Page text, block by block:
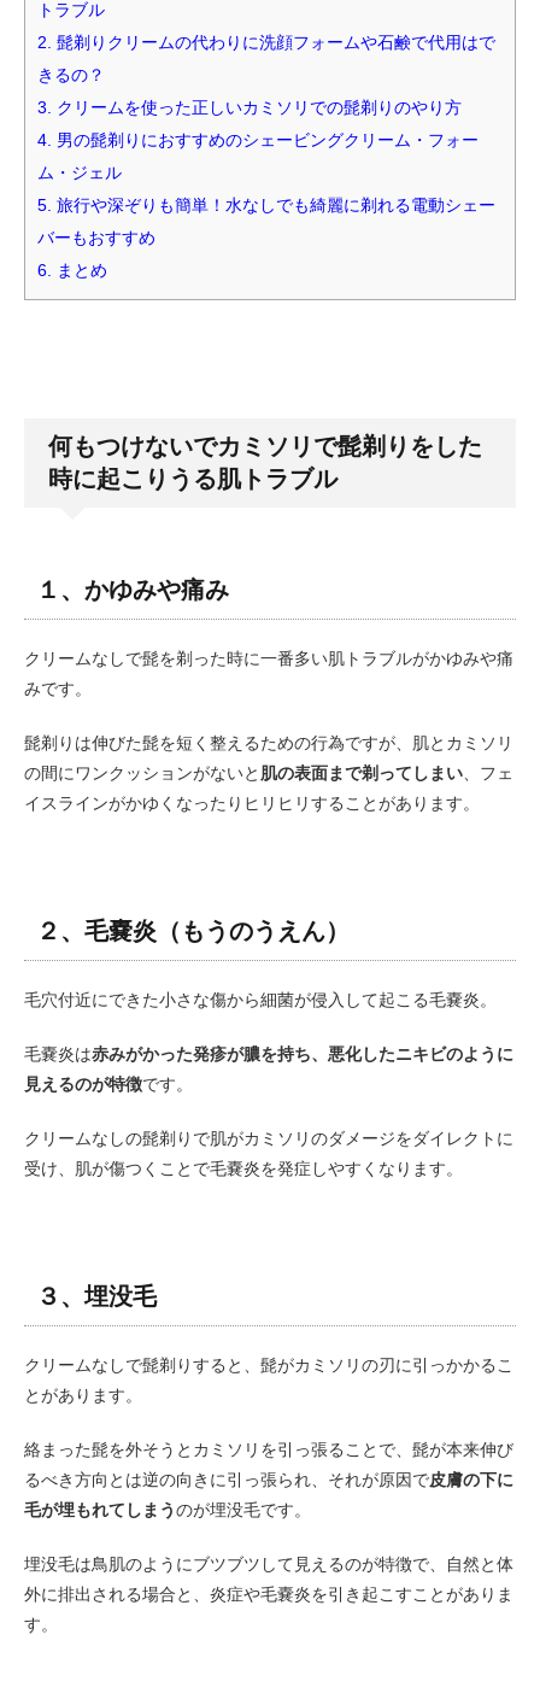
トラブル
2. 髭剃りクリームの代わりに洗顔フォームや石鹸で代用はで
きるの？
3. クリームを使った正しいカミソリでの髭剃りのやり方
4. 男の髭剃りにおすすめのシェービングクリーム・フォー
ム・ジェル
5. 旅行や深ぞりも簡単！水なしでも綺麗に剃れる電動シェー
バーもおすすめ
6. まとめ
何もつけないでカミソリで髭剃りをした
時に起こりうる肌トラブル
１、かゆみや痛み
クリームなしで髭を剃った時に一番多い肌トラブルがかゆみや痛
みです。
髭剃りは伸びた髭を短く整えるための行為ですが、肌とカミソリ
の間にワンクッションがないと 肌の表面まで剃ってしまい、フェ
イスラインがかゆくなったりヒリヒリすることがあります。
２、毛嚢炎（もうのうえん）
毛穴付近にできた小さな傷から細菌が侵入して起こる毛嚢炎。
毛嚢炎は赤みがかった発疹が膿を持ち、悪化したニキビのように
見えるのが特徴です。
クリームなしの髭剃りで肌がカミソリのダメージをダイレクトに
受け、肌が傷つくことで毛嚢炎を発症しやすくなります。
３、埋没毛
クリームなしで髭剃りすると、髭がカミソリの刃に引っかかるこ
とがあります。
絡まった髭を外そうとカミソリを引っ張ることで、髭が本来伸び
るべき方向とは逆の向きに引っ張られ、それが原因で皮膚の下に
毛が埋もれてしまうのが埋没毛です。
埋没毛は鳥肌のようにブツブツして見えるのが特徴で、自然と体
外に排出される場合と、炎症や毛嚢炎を引き起こすことがありま
す。